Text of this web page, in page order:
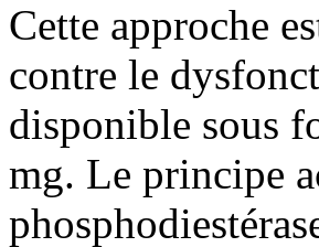
Cette approche
contre le
disponible sous
mg. Le principe